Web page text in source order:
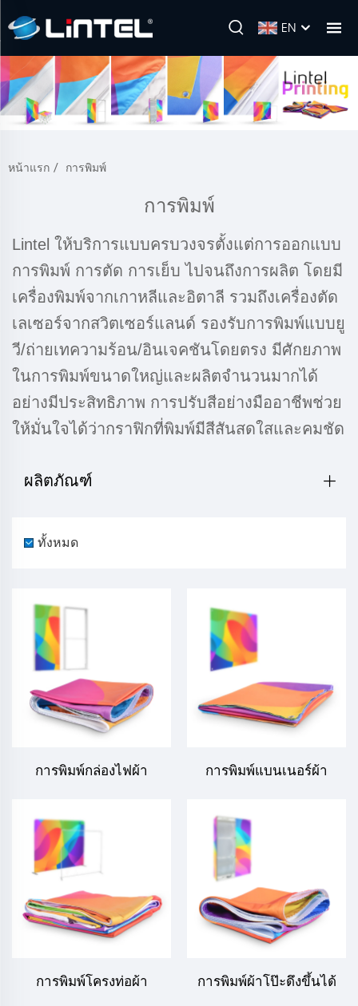
EN
หน้าแรก / การพิมพ์
การพิมพ์
Lintel ให้บริการแบบครบวงจรตั้งแต่การออกแบบ
การพิมพ์ การตัด การเย็บ ไปจนถึงการผลิต โดยมี
เครื่องพิมพ์จากเกาหลีและอิตาลี รวมถึงเครื่องตัด
เลเซอร์จากสวิตเซอร์แลนด์ รองรับการพิมพ์แบบยู
วี/ถ่ายเทความร้อน/อินเจคชันโดยตรง มีศักยภาพ
ในการพิมพ์ขนาดใหญ่และผลิตจำนวนมากได้
อย่างมีประสิทธิภาพ การปรับสีอย่างมืออาชีพช่วย
ให้มั่นใจได้ว่ากราฟิกที่พิมพ์มีสีสันสดใสและคมชัด
ผลิตภัณฑ์
ทั้งหมด
การพิมพ์กล่องไฟผ้า การพิมพ์แบนเนอร์ผ้า
การพิมพ์โครงท่อผ้า
การพิมพ์ผ้าโป๊ะดึงขึ้นได้